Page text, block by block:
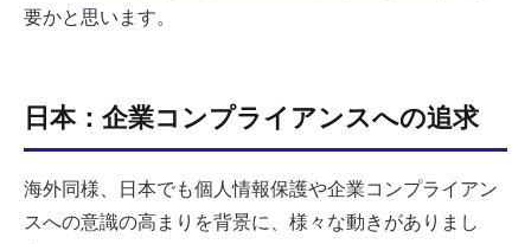
要かと思います。
日本：企業コンプライアンスへの追求
海外同様、日本でも個人情報保護や企業コンプライアン
スへの意識の高まりを背景に、様々な動きがありまし